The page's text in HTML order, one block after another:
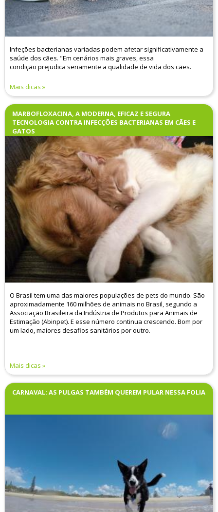
Infeções bacterianas variadas podem afetar significativamente a
saúde dos cães. "Em cenários mais graves, essa
condição prejudica seriamente a qualidade de vida dos cães.
Mais dicas
MARBOFLOXACINA, A MODERNA, EFICAZ E SEGURA
TECNOLOGIA CONTRA INFECÇÕES BACTERIANAS EM CÃES E
GATOS
O Brasil tem uma das maiores populações de pets do mundo. São
aproximadamente 160 milhões de animais no Brasil, segundo a
Associação Brasileira da Indústria de Produtos para Animais de
Estimação (Abinpet). E esse número continua crescendo. Bom por
um lado, maiores desafios sanitários por outro.
Mais dicas
CARNAVAL: AS PULGAS TAMBÉM QUEREM PULAR NESSA FOLIA